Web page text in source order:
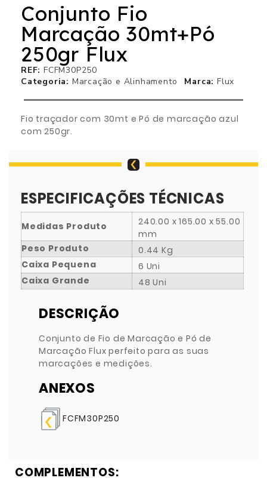
Conjunto Fio
Marcação 30mt+Pó
250gr Flux
REF FCFM30P250
Categoria
Marcação e Alinhamento Marca Flux
Fio traçador com 30mt e Pó de marcação azul
com 250gr.
ESPECIFICAÇÕES TÉCNICAS
Medidas Produto
240.00 x 165.00 x 55.00
mm
Peso Produto
0.44 Kg
Caixa Pequena
6 Uni
Caixa Grande
48 Uni
DESCRIÇÃO
Conjunto de Fio de Marcação e Pó de
Marcação Flux perfeito para as suas
marcações e medições.
ANEXOS
FCFM30P250
COMPLEMENTOS: